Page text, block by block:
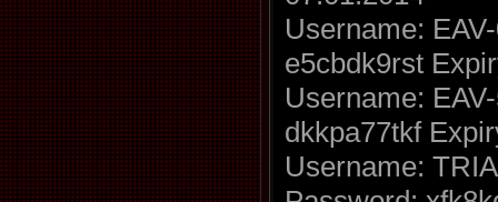
Username:
e5cbdk9rst
Username:
dkkpa77tkf
Username: